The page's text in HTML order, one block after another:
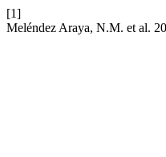
[1]
Meléndez Araya, N.M. et al.